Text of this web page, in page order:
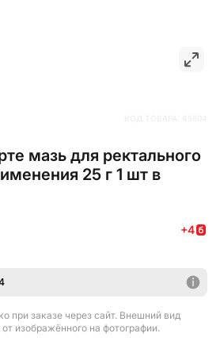
мазь для ректального
25 г 1 шт в
+4
при заказе через сайт. Внешний вид
изображённого на фотографии.